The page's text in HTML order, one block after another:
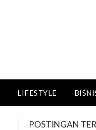
LIFESTYLE
POSTINGAN